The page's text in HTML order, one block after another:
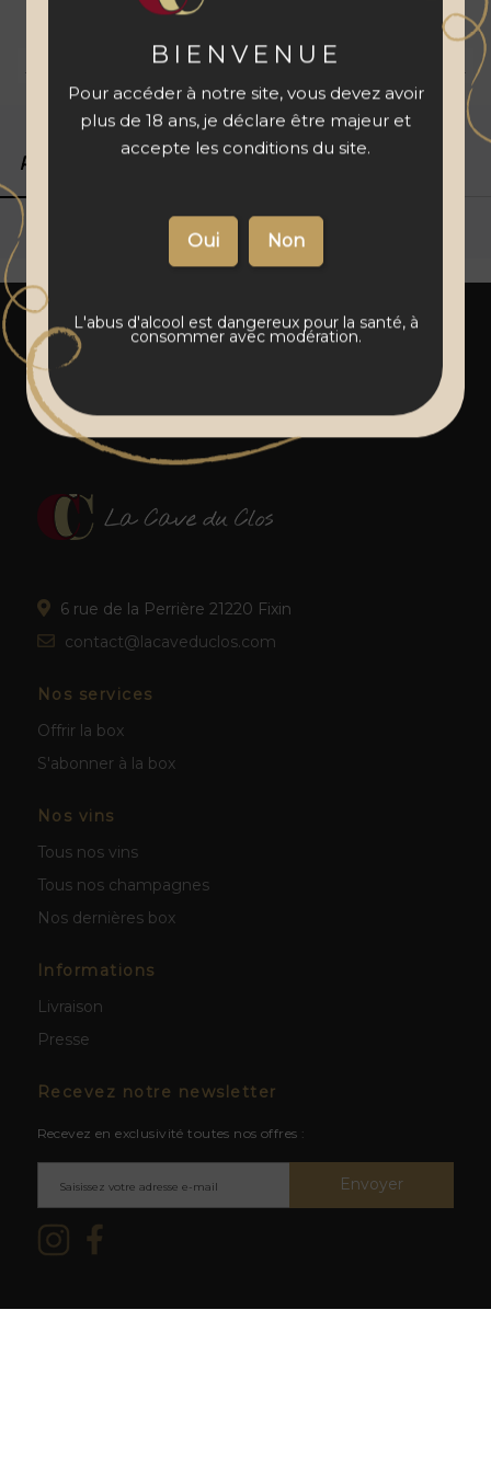
Livraison 48 à 72 h Vins français Paiement sécurisé
Produits associés
6 rue de la Perrière 21220 Fixin
contact@lacaveduclos.com
Nos services
Offrir la box
S'abonner à la box
Nos vins
Tous nos vins
Tous nos champagnes
Nos dernières box
Informations
Livraison
Presse
Recevez notre newsletter
Recevez en exclusivité toutes nos offres :
Envoyer
BIENVENUE
Pour accéder à notre site, vous devez avoir
plus de 18 ans, je déclare être majeur et
accepte les conditions du site.
L'abus d'alcool est dangereux pour la santé, à
consommer avec modération.